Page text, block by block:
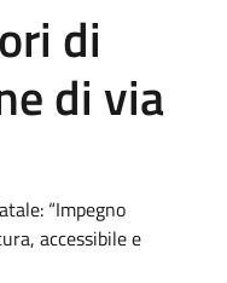
di
di via
“Impegno
accessibile e